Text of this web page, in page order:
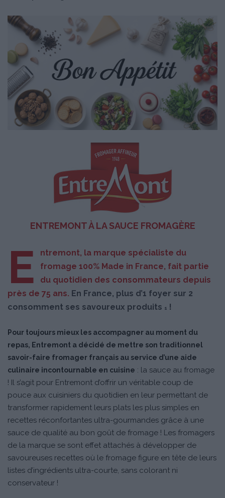
ENTREMONT À LA SAUCE FROMAGÈRE
E
ntremont, la marque spécialiste du
fromage 100% Made in France, fait partie
du quotidien des consommateurs depuis
près de 75 ans. En France, plus d’1 foyer sur 2
consomment ses savoureux produits 1 !
Pour toujours mieux les accompagner au moment du
repas, Entremont a décidé de mettre son traditionnel
savoir-faire fromager français au service d’une aide
culinaire incontournable en cuisine : la sauce au fromage
! Il s’agit pour Entremont d’offrir un véritable coup de
pouce aux cuisiniers du quotidien en leur permettant de
transformer rapidement leurs plats les plus simples en
recettes réconfortantes ultra-gourmandes grâce à une
sauce de qualité au bon goût de fromage ! Les fromagers
de la marque se sont effet attachés à développer de
savoureuses recettes où le fromage figure en tête de leurs
listes d’ingrédients ultra-courte, sans colorant ni
conservateur !